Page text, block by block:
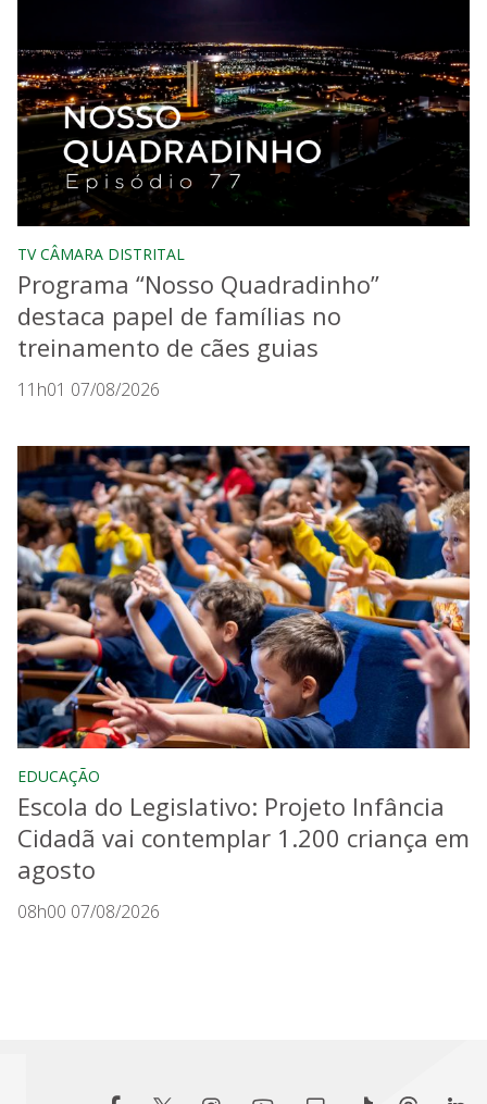
TV CÂMARA DISTRITAL
Programa “Nosso Quadradinho”
destaca papel de famílias no
treinamento de cães guias
11h01 07/08/2026
EDUCAÇÃO
Escola do Legislativo: Projeto Infância
Cidadã vai contemplar 1.200 criança em
agosto
08h00 07/08/2026